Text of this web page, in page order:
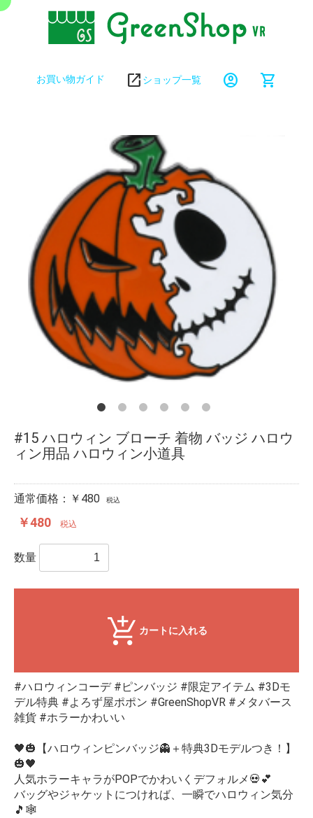
お買い物ガイド open_in_new ショップ一覧 account_circle shopping_cart
#15 ハロウィン ブローチ 着物 バッジ ハロウ
ィン用品 ハロウィン小道具
通常価格：￥480 税込
￥480 税込
数量
カートに入れる
#ハロウィンコーデ #ピンバッジ #限定アイテム #3Dモ
デル特典 #よろず屋ポポン #GreenShopVR #メタバース
雑貨 #ホラーかわいい
🖤🎃【ハロウィンピンバッジ👻＋特典3Dモデルつき！】
🎃🖤
人気ホラーキャラがPOPでかわいくデフォルメ💀💕
バッグやジャケットにつければ、一瞬でハロウィン気分
🎵🕸️